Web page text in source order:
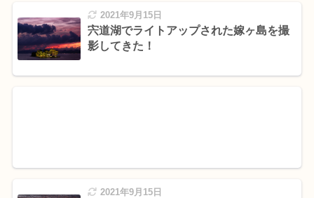
2021年9月15日
宍道湖でライトアップされた嫁ヶ島を撮
影してきた！
2021年9月15日